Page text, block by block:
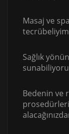
Masaj ve
Sağlık
Bedenin ve